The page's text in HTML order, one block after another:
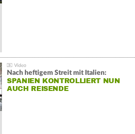
Nach heftigem Streit mit Italien:
SPANIEN KONTROLLIERT NUN
AUCH REISENDE